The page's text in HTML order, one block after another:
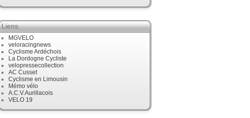
Liens
MGVELO
veloracingnews
Cyclisme Ardéchois
La Dordogne Cycliste
velopressecollection
AC Cusset
Cyclisme en Limousin
Mémo vélo
A.C.V.Aurillacois
VELO 19